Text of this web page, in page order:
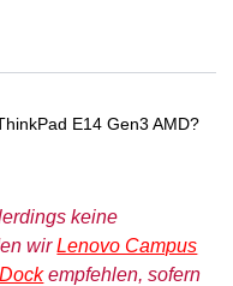
E14 Gen3 AMD?
keine
wirLenovo Campus
empfehlen, sofern